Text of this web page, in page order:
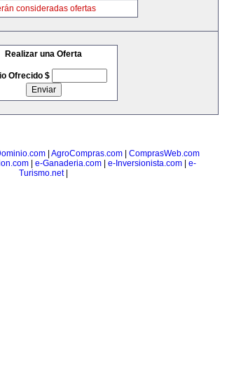
consideradas ofertas
Realizar una Oferta
Ofrecido $
| AgroCompras.com| ComprasWeb.com
| e-Ganaderia.com| e-Inversionista.com| e-
Turismo.net|